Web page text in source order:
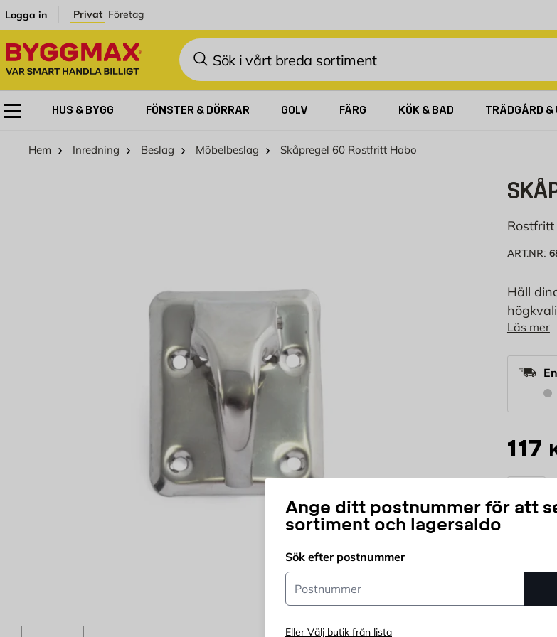
Logga in Privat Företag
Sök
Ange ditt postnummer för att
sortiment och lagersaldo
Sök efter postnummer
Postnummer
Eller Välj butik från lista
HUS & BYGG FÖNSTER & DÖRRAR GOLV FÄRG KÖK & BAD TRÄDGÅRD &
Hem Inredning Beslag Möbelbeslag Skåpregel 60 Rostfritt Habo
Rostfritt
ART.NR:
Håll
Läs mer
117